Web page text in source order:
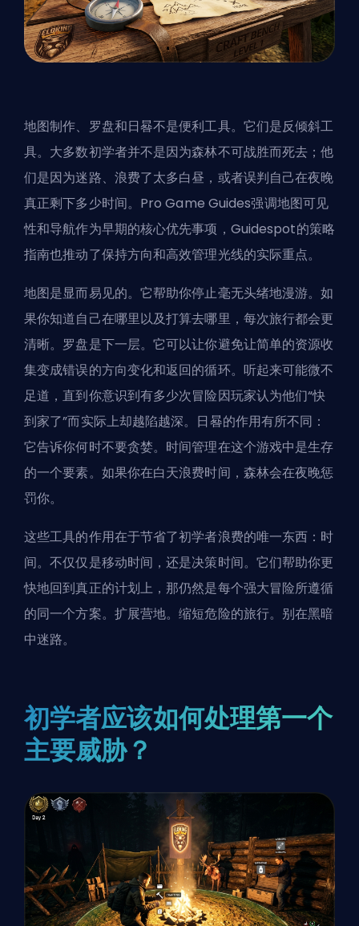
地图制作、罗盘和日晷不是便利工具。它们是反倾斜工
具。大多数初学者并不是因为森林不可战胜而死去；他
们是因为迷路、浪费了太多白昼，或者误判自己在夜晚
真正剩下多少时间。Pro Game Guides强调地图可见
性和导航作为早期的核心优先事项，Guidespot的策略
指南也推动了保持方向和高效管理光线的实际重点。
地图是显而易见的。它帮助你停止毫无头绪地漫游。如
果你知道自己在哪里以及打算去哪里，每次旅行都会更
清晰。罗盘是下一层。它可以让你避免让简单的资源收
集变成错误的方向变化和返回的循环。听起来可能微不
足道，直到你意识到有多少次冒险因玩家认为他们“快
到家了”而实际上却越陷越深。日晷的作用有所不同：
它告诉你何时不要贪婪。时间管理在这个游戏中是生存
的一个要素。如果你在白天浪费时间， 森林会在夜晚惩
罚你。
这些工具的作用在于节省了初学者浪费的唯一东西：时
间。不仅仅是移动时间，还是决策时间。它们帮助你更
快地回到真正的计划上，那仍然是每个强大冒险所遵循
的同一个方案。扩展营地。缩短危险的旅行。别在黑暗
中迷路。
初学者应该如何处理第一个
主要威胁？